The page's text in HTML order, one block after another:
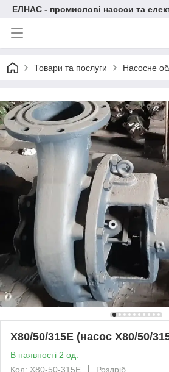
ЕЛНАС - промислові насоси та
Товари та послуги Насосне
Х80/50/315Е (насос Х80/50/
В наявності 2 од.
Код: Х80-50-315Е
Роздріб